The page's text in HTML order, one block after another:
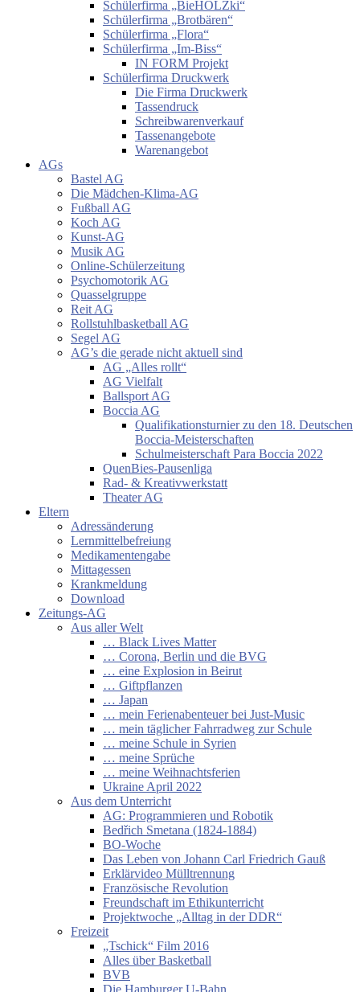
Schülerfirma „BieHOLZki“
Schülerfirma „Brotbären“
Schülerfirma „Flora“
Schülerfirma „Im-Biss“
IN FORM Projekt
Schülerfirma Druckwerk
Die Firma Druckwerk
Tassendruck
Schreibwarenverkauf
Tassenangebote
Warenangebot
AGs
Bastel AG
Die Mädchen-Klima-AG
Fußball AG
Koch AG
Kunst-AG
Musik AG
Online-Schülerzeitung
Psychomotorik AG
Quasselgruppe
Reit AG
Rollstuhlbasketball AG
Segel AG
AG’s die gerade nicht aktuell sind
AG „Alles rollt“
AG Vielfalt
Ballsport AG
Boccia AG
Qualifikationsturnier zu den 18. Deutschen
Boccia-Meisterschaften
Schulmeisterschaft Para Boccia 2022
QuenBies-Pausenliga
Rad- & Kreativwerkstatt
Theater AG
Eltern
Adressänderung
Lernmittelbefreiung
Medikamentengabe
Mittagessen
Krankmeldung
Download
Zeitungs-AG
Aus aller Welt
… Black Lives Matter
… Corona, Berlin und die BVG
… eine Explosion in Beirut
… Giftpflanzen
… Japan
… mein Ferienabenteuer bei Just-Music
… mein täglicher Fahrradweg zur Schule
… meine Schule in Syrien
… meine Sprüche
… meine Weihnachtsferien
Ukraine April 2022
Aus dem Unterricht
AG: Programmieren und Robotik
Bedřich Smetana (1824-1884)
BO-Woche
Das Leben von Johann Carl Friedrich Gauß
Erklärvideo Mülltrennung
Französische Revolution
Freundschaft im Ethikunterricht
Projektwoche „Alltag in der DDR“
Freizeit
„Tschick“ Film 2016
Alles über Basketball
BVB
Die Hamburger U-Bahn